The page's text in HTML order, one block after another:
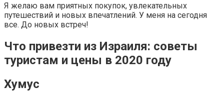
Я желаю вам приятных покупок, увлекательных
путешествий и новых впечатлений. У меня на сегодня
все. До новых встреч!
Что привезти из Израиля: советы
туристам и цены в 2020 году
Хумус